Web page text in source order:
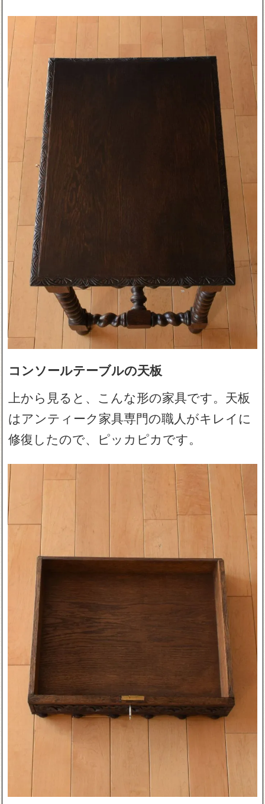
コンソールテーブルの天板
上から見ると、こんな形の家具です。天板
はアンティーク家具専門の職人がキレイに
修復したので、ピッカピカです。